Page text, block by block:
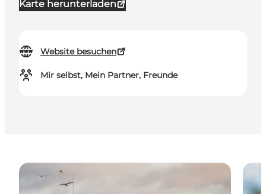
Karte herunterladen
Website besuchen
Mir selbst, Mein Partner, Freunde